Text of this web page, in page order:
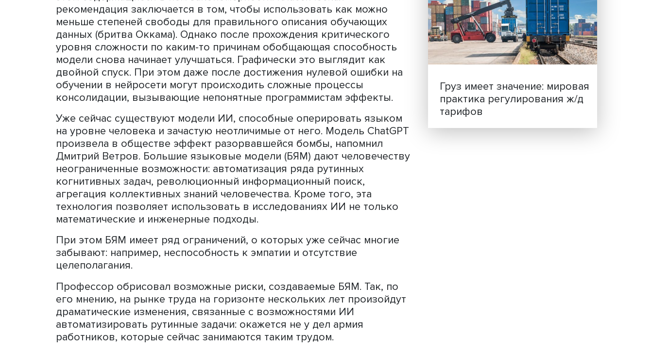
МЫ РЕШАЕМ ЗАДАЧИ ОПТИМИЗАЦИИ ФУНКЦИЙ В
МИЛЛИАРДОМЕРНЫХ ПРОСТРАНСТВАХ, СЛАБО
ПРЕДСТАВЛЯЯ СЕБЕ СВОЙСТВА ОПТИМИЗИРУЕМОЙ
ФУНКЦИИ
Профессор пояснил, что слишком сложная и гибкая модель способна
запомнить ограниченный набор обучающих данных, не выучивая при
этом содержащиеся в нем закономерности. Классическая
рекомендация заключается в том, чтобы использовать как можно
меньше степеней свободы для правильного описания обучающих
данных (бритва Оккама). Однако после прохождения критического
уровня сложности по каким-то причинам обобщающая способность
модели снова начинает улучшаться. Графически это выглядит как
двойной спуск. При этом даже после достижения нулевой ошибки на
обучении в нейросети могут происходить сложные процессы
консолидации, вызывающие непонятные программистам эффекты.
Уже сейчас существуют модели ИИ, способные оперировать языком
на уровне человека и зачастую неотличимые от него. Модель ChatGPT
произвела в обществе эффект разорвавшейся бомбы, напомнил
Дмитрий Ветров. Большие языковые модели (БЯМ) дают человечеству
Индивидуальные и
ценности: в ЦенСИБ
завершилась летняя